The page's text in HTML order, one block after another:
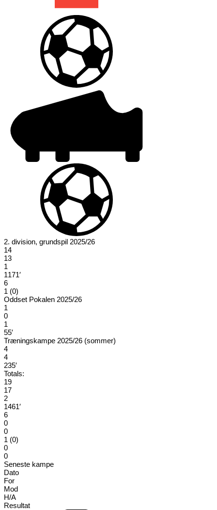
2. division, grundspil 2025/26
14
13
1
1171′
6
1 (0)
Oddset Pokalen 2025/26
1
0
1
55′
Træningskampe 2025/26 (sommer)
4
4
235′
Totals:
19
17
2
1461′
6
0
0
1 (0)
0
0
Seneste kampe
Dato
For
Mod
H/A
Resultat